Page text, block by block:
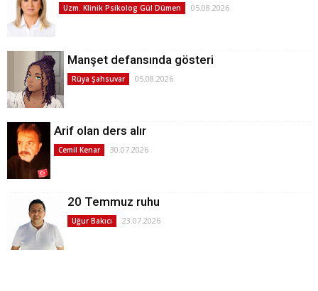
Uzm. Klinik Psikolog Gül Dümen 05.08.2026
Manşet defansında gösteri
Rüya Şahsuvar 05.08.2026
Arif olan ders alır
Cemil Kenar 30.07.2026
20 Temmuz ruhu
Uğur Bakıcı 23.07.2026